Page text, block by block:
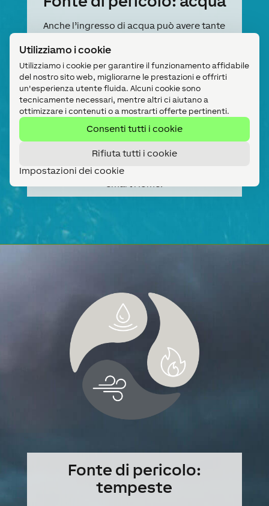
Utilizziamo i cookie
Utilizziamo i cookie per garantire il funzionamento affidabile
del nostro sito web, migliorarne le prestazioni e offrirti
un'esperienza utente fluida. Alcuni cookie sono
tecnicamente necessari, mentre altri ci aiutano a
ottimizzare i contenuti o a mostrarti offerte pertinenti.
Consenti tutti i cookie
Rifiuta tutti i cookie
Impostazioni dei cookie
Anche l’ingresso di acqua può avere tante
inondazione,…
Di conseguenza, la forma dell’ingresso
dell’acqua differisce: dalla perdita d’acqua
fino alla cantina inondata. Per prevenire gravi
danni alla struttura della casa è necessario
un rilevamento affidabile, come l’allarme
tramite la propria casa.
Nella seconda parte della nostra seriedi
articoli sul tema della sicurezza, impari le fasi
in cui l’allarme è suddiviso nella Loxone
Fonte di pericolo:
tempeste